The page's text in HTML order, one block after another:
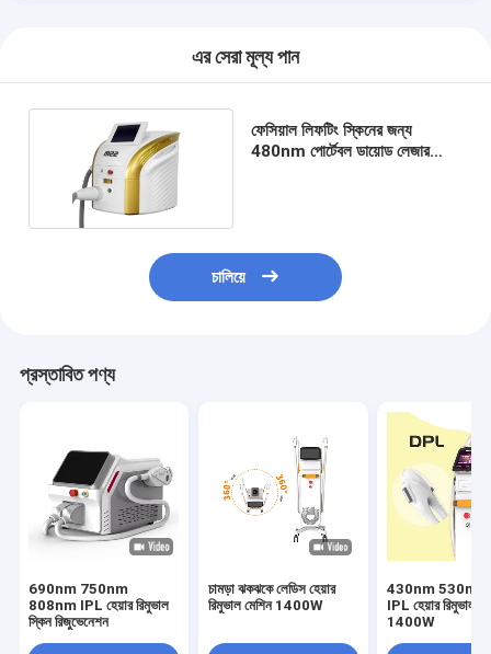
এর সেরা মূল্য পান
ফেসিয়াল লিফটিং স্কিনের জন্য
480nm পোর্টেবল ডায়োড লেজার
চালিয়ে
প্রস্তাবিত পণ্য
690nm 750nm
808nm IPL হেয়ার রিমুভাল
স্কিন রিজুভেনেশন
চামড়া ঝকঝকে লেডিস হেয়ার
রিমুভাল মেশিন 1400W
430nm
IPL হেয়ার রিমুভাল
1400W